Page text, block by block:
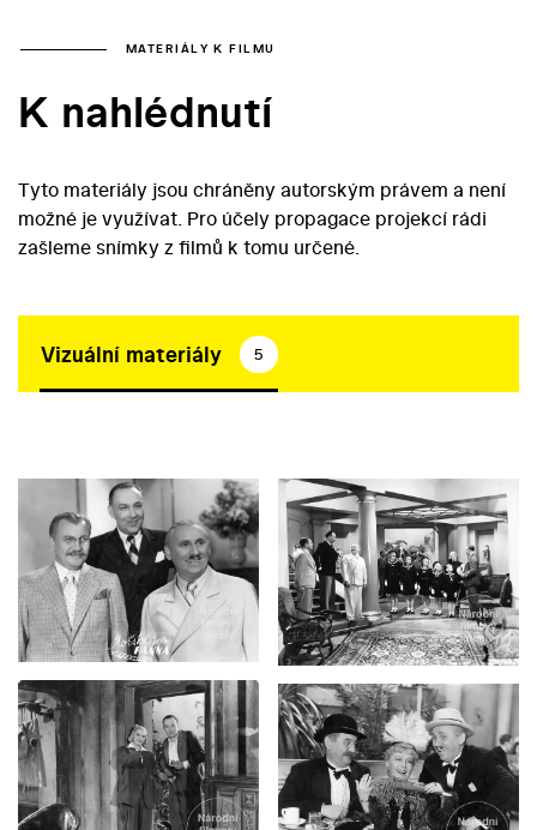
MATERIÁLY K FILMU
K nahlédnutí
Tyto materiály jsou chráněny autorským právem a není
možné je využívat. Pro účely propagace projekcí rádi
zašleme snímky z filmů k tomu určené.
Vizuální materiály 5